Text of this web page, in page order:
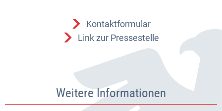
Kontaktformular
Link zur Pressestelle
Weitere Informationen